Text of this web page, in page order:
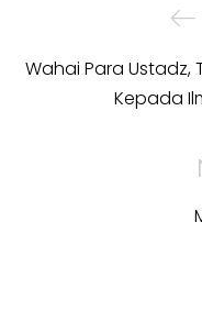
navigation
Wahai Para Ustadz,
Kepada